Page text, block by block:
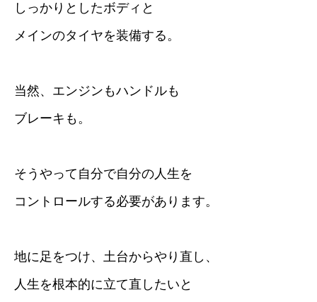
しっかりとしたボディと
メインのタイヤを装備する。
当然、エンジンもハンドルも
ブレーキも。
そうやって自分で自分の人生を
コントロールする必要があります。
地に足をつけ、土台からやり直し、
人生を根本的に立て直したいと